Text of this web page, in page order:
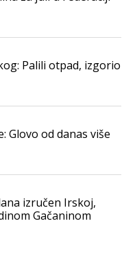
Palili otpad, izgorio
Glovo od danas više
izručen Irskoj,
Gačaninom